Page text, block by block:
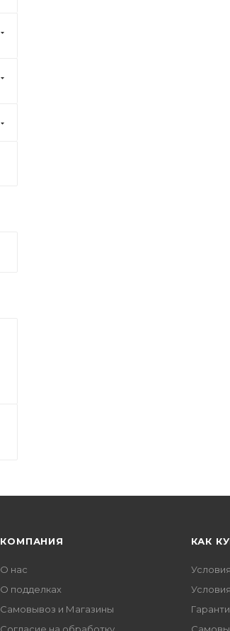
КОМПАНИЯ
О нас
О подделках
Самовывоз и Магазины
КАК